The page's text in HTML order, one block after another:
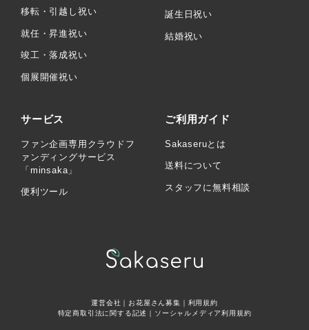
移転・引越し祝い
就任・昇進祝い
竣工・落成祝い
個展開催祝い
誕生日祝い
結婚祝い
サービス
ファン企画専用クラウドフ
ァンディングサービス
「minsaka」
便利ツール
ご利用ガイド
Sakaseruとは
送料について
スタッフに無料相談
運営会社 ｜お花屋さん募集
利用規約
特定商取引法に関する記述
ソーシャルメディア利用規約